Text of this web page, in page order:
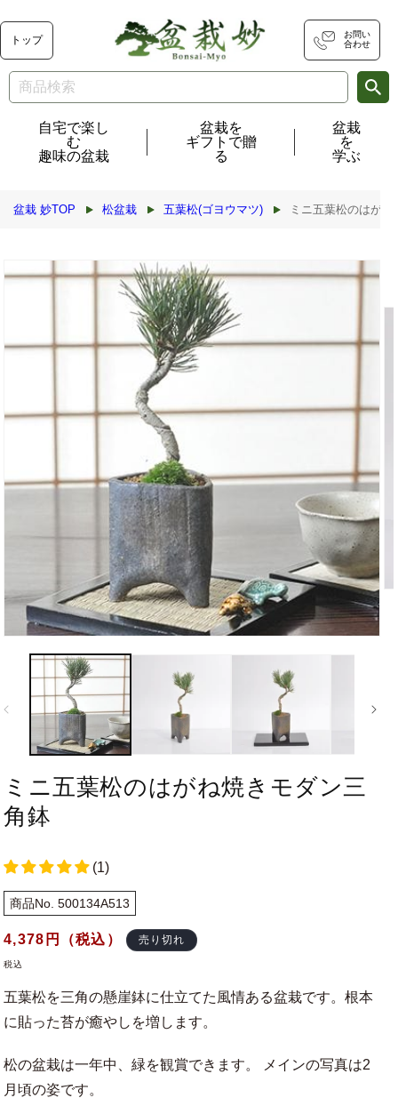
ンツに
進む
トップ
お問い
合わせ
自宅で楽し
む
趣味の盆栽
盆栽を
ギフトで贈
る
盆栽
を
学ぶ
盆栽 妙TOP 松盆栽 五葉松(ゴヨウマツ) ミニ五葉松のはが
商品情
報にス
ミニ五葉松のはがね焼きモダン三
角鉢
(1)
商品No. 500134A513
通
常
格
4,378 円（税込） 売り切れ
税込
五葉松を三角の懸崖鉢に仕立てた風情ある盆栽です。根本
に貼った苔が癒やしを増します。
松の盆栽は一年中、緑を観賞できます。 メインの写真は2
月頃の姿です。